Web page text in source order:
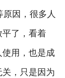
因，很多人
了，看着
用，也是成
，只是因为